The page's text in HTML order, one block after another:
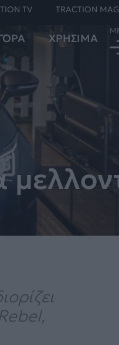
TV TRACTION
ΧΡΗΣΙΜΑ